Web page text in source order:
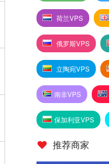
荷兰VPS
俄罗斯VPS
立陶宛VPS
南非VPS
保加利亚VPS
推荐商家